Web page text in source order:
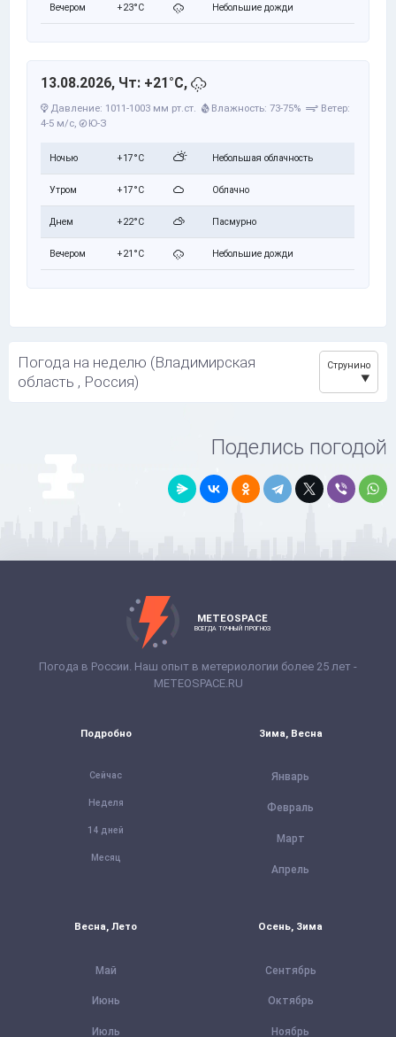
Вечером +23°C Небольшие дожди
13.08.2026, Чт: +21°C,
Давление: 1011-1003 мм рт.ст. Влажность: 73-75%
Ветер:
4-5 м/с, Ю-З
Ночью +17°C Небольшая облачность
Утром +17°C Облачно
Днем +22°C Пасмурно
Вечером +21°C Небольшие дожди
Погода на неделю (Владимирская
область , Россия)
Струнино
Поделись погодой
METEOSPACE
ВСЕГДА ТОЧНЫЙ ПРОГНОЗ
Погода в России. Наш опыт в метериологии более 25 лет -
METEOSPACE.RU
Подробно
Сейчас
Неделя
14 дней
Месяц
Зима, Весна
Январь
Февраль
Март
Апрель
Весна, Лето
Май
Июнь
Июль
Осень, Зима
Сентябрь
Октябрь
Ноябрь